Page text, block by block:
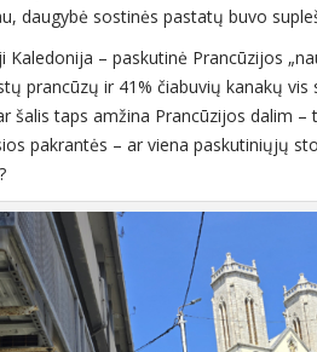
daugybė sostinės pastatų buvo
Kaledonija – paskutinė Prancūzijos
prancūzų ir 41% čiabuvių kanakų
šalis taps amžina Prancūzijos dalim –
pakrantės – ar viena paskutiniųjų